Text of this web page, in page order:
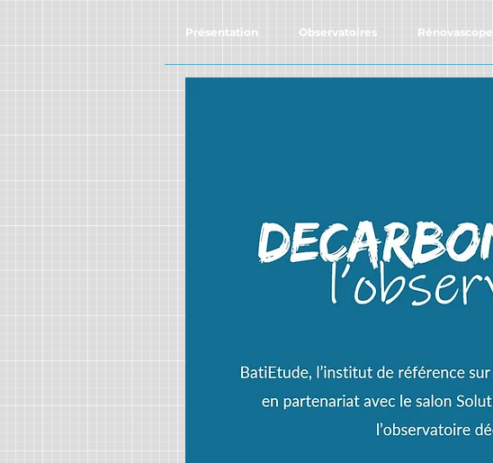
Présentation Observatoires Rénovascope